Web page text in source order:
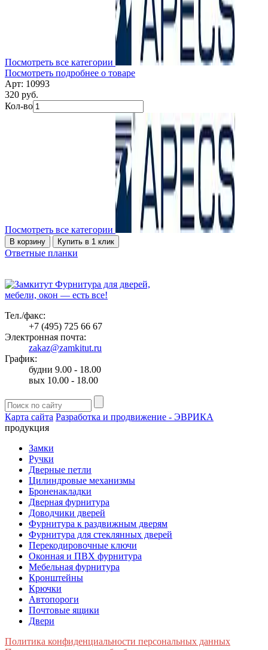
Посмотреть все категории
Посмотреть подробнее о товаре
Арт: 10993
320 руб.
Кол-во
Посмотреть все категории
В корзину Купить в 1 клик
Ответные планки
Фурнитура для дверей,
мебели, окон — есть все!
Тел./факс:
+7 (495) 725 66 67
Электронная почта:
zakaz@zamkitut.ru
График:
будни 9.00 - 18.00
вых 10.00 - 18.00
Карта сайта Разработка и продвижение - ЭВРИКА
продукция
Замки
Ручки
Дверные петли
Цилиндровые механизмы
Броненакладки
Дверная фурнитура
Доводчики дверей
Фурнитура к раздвижным дверям
Фурнитура для стеклянных дверей
Перекодировочные ключи
Оконная и ПВХ фурнитура
Мебельная фурнитура
Кронштейны
Крючки
Автопороги
Почтовые ящики
Двери
Политика конфиденциальности персональных данных